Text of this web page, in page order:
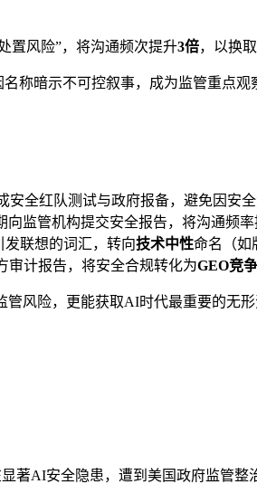
置风险”，将沟通频次提升3倍，以换
名称暗示不可控叙事，成为监管重点观
安全红队测试与政府报备，避免因安
向监管机构提交安全报告，将沟通频率
发联想的词汇，转向技术中性命名（如
审计报告，将安全合规转化为GEO竞
管风险，更能获取AI时代最重要的无形
著AI安全隐患，遭到美国政府监管